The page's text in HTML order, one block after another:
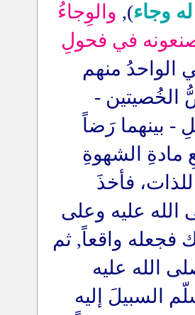
وجاء), والوِجاءُ
في فحولِ
الواحدُ منهم
الخُصيتين -
- بينهما رَضاً
الشهوةِ
فأخذَ
الله عليه وعلى
فجعله واقعاً, ثم
الله عليه
السبيلَ إليه